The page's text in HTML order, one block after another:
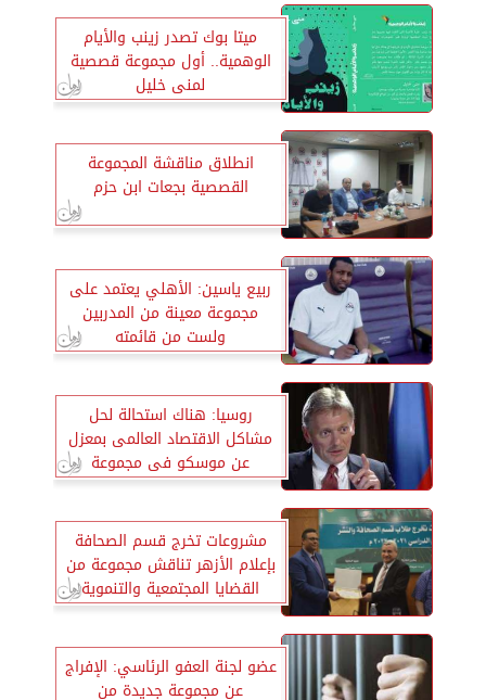
ميتا بوك تصدر زينب والأيام
الوهمية.. أول مجموعة قصصية
لمنى خليل
انطلاق مناقشة المجموعة
القصصية بجعات ابن حزم
ربيع ياسين: الأهلي يعتمد على
مجموعة معينة من المدربين
ولست من قائمته
روسيا: هناك استحالة لحل
مشاكل الاقتصاد العالمى بمعزل
عن موسكو فى مجموعة
العشرين
مشروعات تخرج قسم الصحافة
بإعلام الأزهر تناقش مجموعة من
القضايا المجتمعية والتنموية
عضو لجنة العفو الرئاسي: الإفراج
عن مجموعة جديدة من